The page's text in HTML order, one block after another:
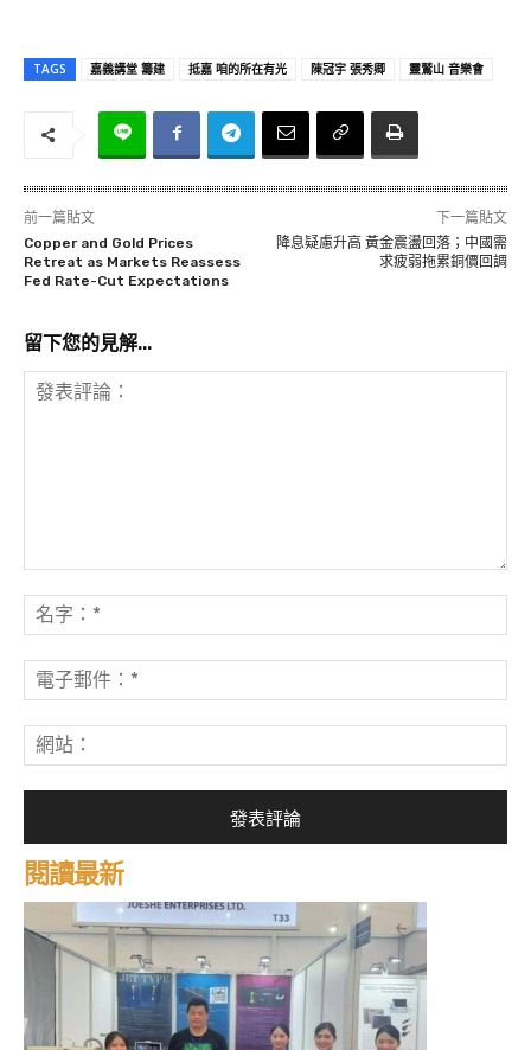
TAGS 嘉義講堂 籌建 抵嘉 咱的所在有光 陳冠宇 張秀卿 靈鷲山 音樂會
前一篇貼文
Copper and Gold Prices
Retreat as Markets Reassess
Fed Rate-Cut Expectations
下一篇貼文
降息疑慮升高 黃金震盪回落；中國需
求疲弱拖累銅價回調
留下您的見解...
表
評
論：
字
*
子
郵
*站
閱讀最新